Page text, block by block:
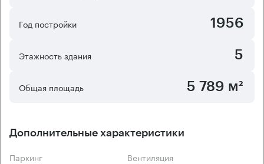
климатического оборудования в офисных
помещениях. Компаниям с небольшой численностью
сотрудников в каждом отделе коридорно-кабинетная
планировка офисов в бизнес-центре "1-я
Год постройки 1956
Этажность здания 5
Общая площадь 5 789 м²
Дополнительные характеристики
Паркинг Вентиляция